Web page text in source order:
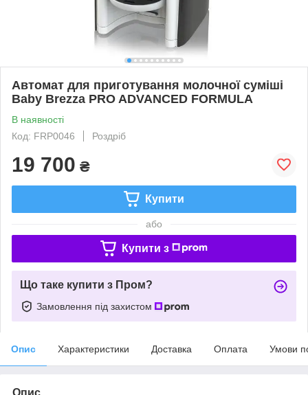
Автомат для приготування молочної суміші
Baby Brezza PRO ADVANCED FORMULA
В наявності
Код: FRP0046
Роздріб
19 700 ₴
Купити
або
Купити з
Що таке купити з Пром?
Замовлення під захистом
Опис Характеристики Доставка Оплата Умови
Опис